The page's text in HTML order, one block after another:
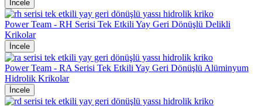
İncele
Power Team - RH Serisi Tek Etkili Yay Geri Dönüşlü Delikli
Krikolar
İncele
Power Team - RA Serisi Tek Etkili Yay Geri Dönüşlü Alüminyum
Hidrolik Krikolar
İncele